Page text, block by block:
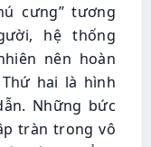
cưng” tương
hệ thống
nên hoàn
hai là hình
Những bức
tràn trong vô